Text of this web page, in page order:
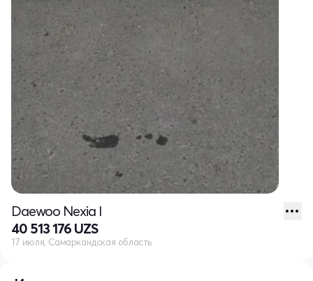
Daewoo Nexia I
40 513 176 UZS
17 июля, Самаркандская область